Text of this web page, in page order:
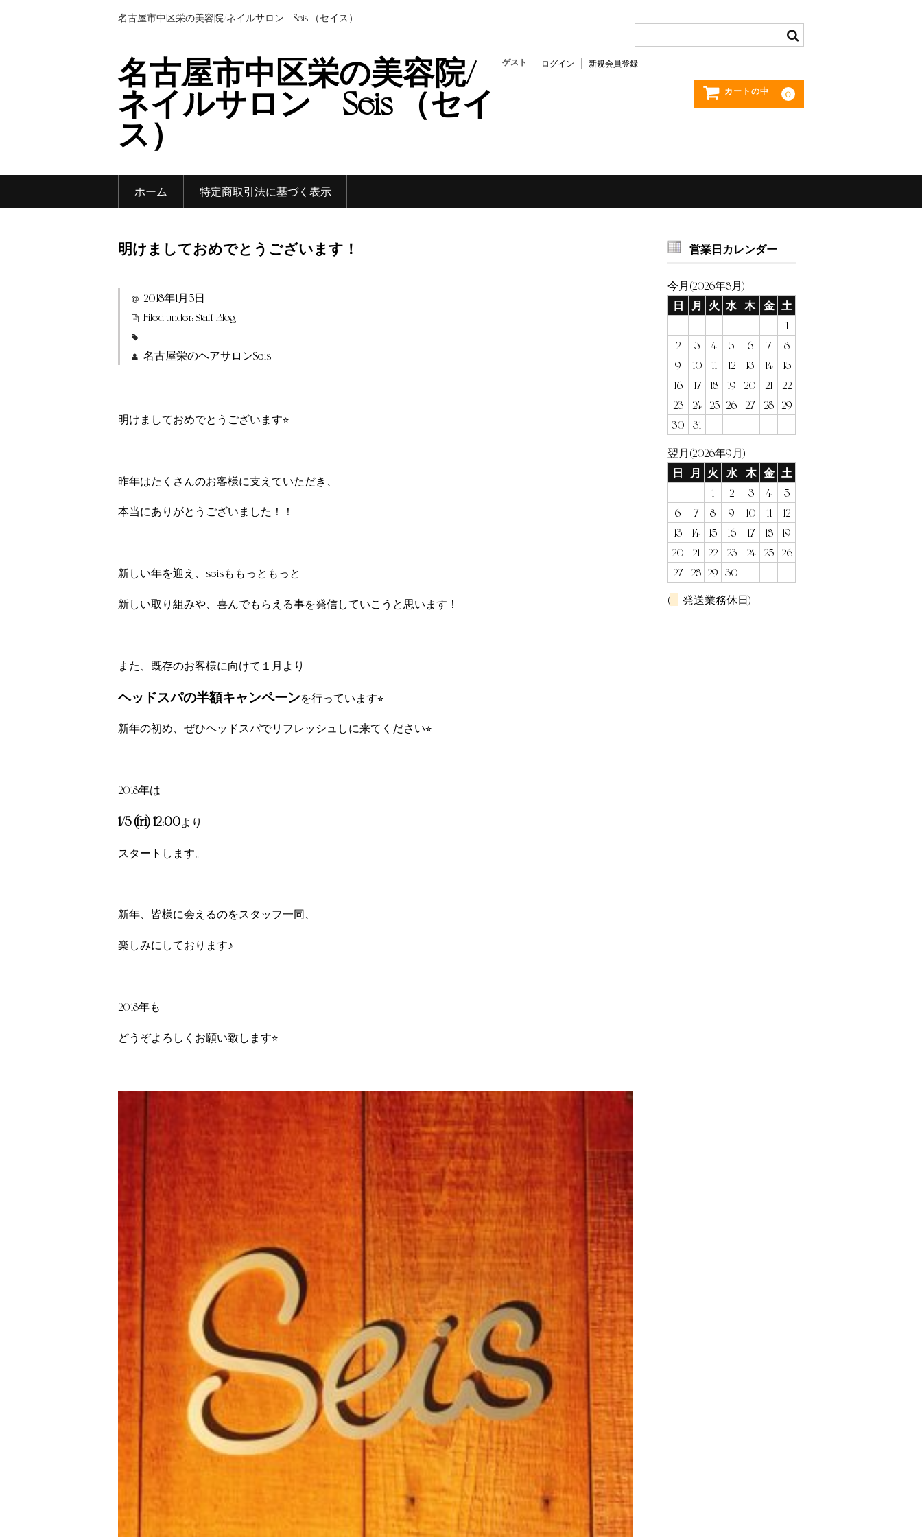
名古屋市中区栄の美容院/ネイルサロン Seis （セイス）
名古屋市中区栄の美容院/
ネイルサロン Seis （セイ
ス）
ゲスト ログイン 新規会員登録
カートの中 0
ホーム 特定商取引法に基づく表示
明けましておめでとうございます！
2018年1月5日
Filed under: Staff Blog
名古屋栄のヘアサロンSeis
明けましておめでとうございます⭐︎
昨年はたくさんのお客様に支えていただき、
本当にありがとうございました！！
新しい年を迎え、seisももっともっと
新しい取り組みや、喜んでもらえる事を発信していこうと思います！
また、既存のお客様に向けて１月より
ヘッドスパの半額キャンペーンを行っています⭐︎
新年の初め、ぜひヘッドスパでリフレッシュしに来てください⭐︎
2018年は
1/5 (fri) 12:00より
スタートします。
新年、皆様に会えるのをスタッフ一同、
楽しみにしております♪
2018年も
どうぞよろしくお願い致します⭐︎
営業日カレンダー
今月(2026年8月)
日
月 火 水 木 金 土
1
2
3 4 5 6 7
8
9
10 11 12 13 14
15
16
17 18 19 20 21
22
23
24 25 26 27 28
29
30
31
翌月(2026年9月)
日
月 火 水 木 金 土
1
2 3 4
5
6
7 8 9 10 11
12
13
14 15 16 17 18
19
20
21 22 23 24 25
26
27
28 29 30
( 発送業務休日)